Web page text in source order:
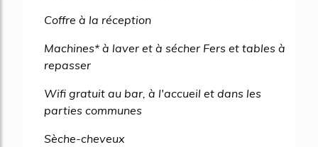
Coffre à la réception
Machines* à laver et à sécher Fers et tables à
repasser
Wifi gratuit au bar, à l'accueil et dans les
parties communes
Sèche-cheveux